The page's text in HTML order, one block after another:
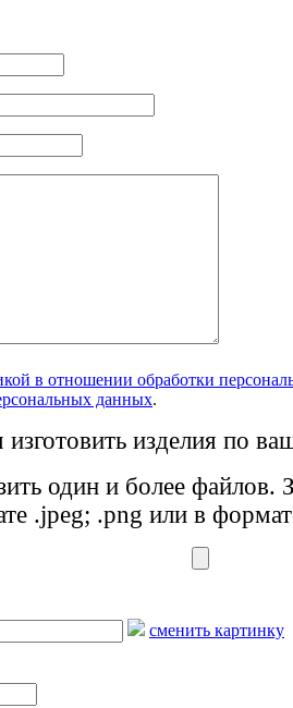
в отношении обработки
данных.
изделия по
один и более файлов.
.jpeg; .png или в
сменить картинку